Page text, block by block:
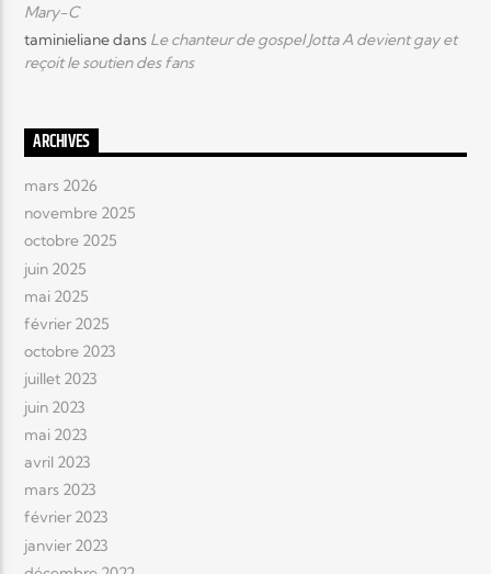
Mary-C
taminielianedans Le chanteur de gospel Jotta A devient gay et
reçoit le soutien des fans
ARCHIVES
mars 2026
novembre 2025
octobre 2025
juin 2025
mai 2025
février 2025
octobre 2023
juillet 2023
juin 2023
mai 2023
avril 2023
mars 2023
février 2023
janvier 2023